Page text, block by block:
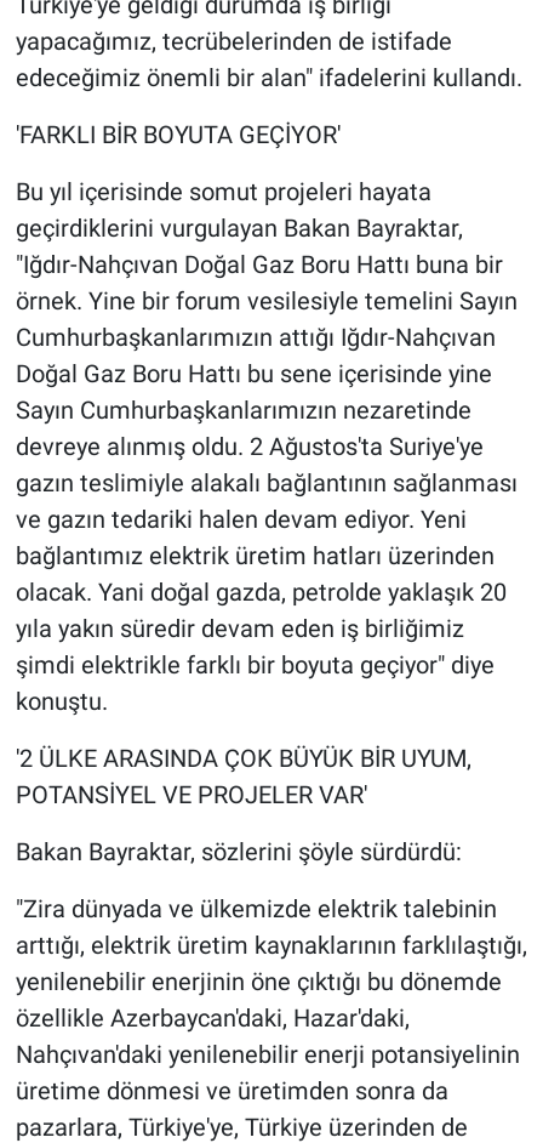
yapacağımız, tecrübelerinden de istifade
edeceğimiz önemli bir alan" ifadelerini kullandı.
'FARKLI BİR BOYUTA GEÇİYOR'
Bu yıl içerisinde somut projeleri hayata
geçirdiklerini vurgulayan Bakan Bayraktar,
"Iğdır-Nahçıvan Doğal Gaz Boru Hattı buna bir
örnek. Yine bir forum vesilesiyle temelini Sayın
Cumhurbaşkanlarımızın attığı Iğdır-Nahçıvan
Doğal Gaz Boru Hattı bu sene içerisinde yine
Sayın Cumhurbaşkanlarımızın nezaretinde
devreye alınmış oldu. 2 Ağustos'ta Suriye'ye
gazın teslimiyle alakalı bağlantının sağlanması
ve gazın tedariki halen devam ediyor. Yeni
bağlantımız elektrik üretim hatları üzerinden
olacak. Yani doğal gazda, petrolde yaklaşık 20
yıla yakın süredir devam eden iş birliğimiz
şimdi elektrikle farklı bir boyuta geçiyor" diye
konuştu.
'2 ÜLKE ARASINDA ÇOK BÜYÜK BİR UYUM,
POTANSİYEL VE PROJELER VAR'
Bakan Bayraktar, sözlerini şöyle sürdürdü:
"Zira dünyada ve ülkemizde elektrik talebinin
arttığı, elektrik üretim kaynaklarının farklılaştığı,
yenilenebilir enerjinin öne çıktığı bu dönemde
özellikle Azerbaycan'daki, Hazar'daki,
Nahçıvan'daki yenilenebilir enerji potansiyelinin
üretime dönmesi ve üretimden sonra da
pazarlara, Türkiye'ye, Türkiye üzerinden de